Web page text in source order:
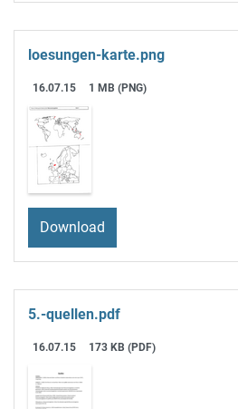
loesungen-karte.png
16.07.15 1 MB (PNG)
Download
5.-quellen.pdf
16.07.15 173 KB (PDF)